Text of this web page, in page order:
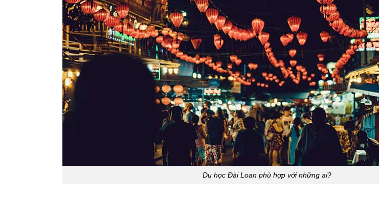
Du học Đài Loan phù hợp với những ai?